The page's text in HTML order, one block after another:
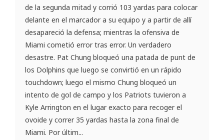
de la segunda mitad y corrió 103 yardas para colocar
delante en el marcador a su equipo y a partir de allí
desapareció la defensa; mientras la ofensiva de
Miami cometió error tras error. Un verdadero
desastre. Pat Chung bloqueó una patada de punt de
los Dolphins que luego se convirtió en un rápido
touchdown; luego el mismo Chung bloqueó un
intento de gol de campo y los Patriots tuvieron a
Kyle Arrington en el lugar exacto para recoger el
ovoide y correr 35 yardas hasta la zona final de
Miami. Por últim...